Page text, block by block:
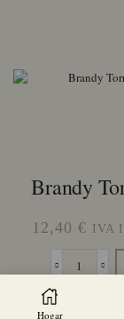
Brandy
12,40 € IVA
Brandy
Hogar